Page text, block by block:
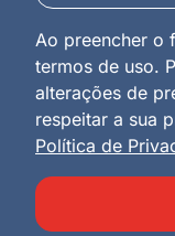
Ao preencher o
termos de uso.
alterações de
respeitar a sua
Política de